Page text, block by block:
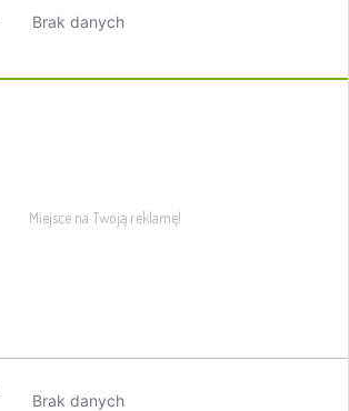
Brak danych
Brak danych